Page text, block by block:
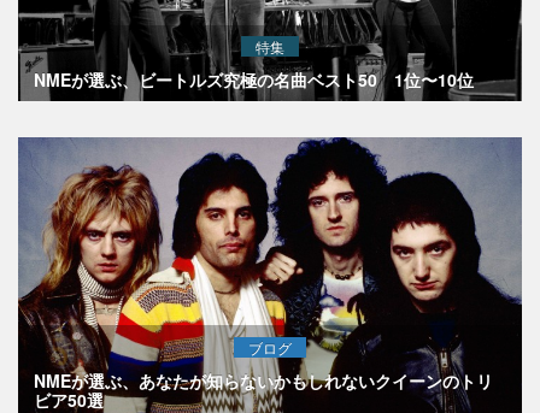
特集
NMEが選ぶ、ビートルズ究極の名曲ベスト50 1位〜10位
ブログ
NMEが選ぶ、あなたが知らないかもしれないクイーンのトリ
ビア50選